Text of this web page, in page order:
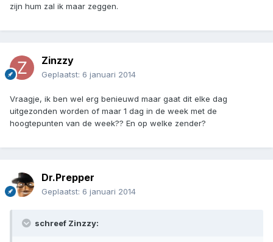
zijn hum zal ik maar zeggen.
Zinzzy
Geplaatst: 6 januari 2014
Vraagje, ik ben wel erg benieuwd maar gaat dit elke dag
uitgezonden worden of maar 1 dag in de week met de
hoogtepunten van de week?? En op welke zender?
Dr.Prepper
Geplaatst: 6 januari 2014
schreef Zinzzy: